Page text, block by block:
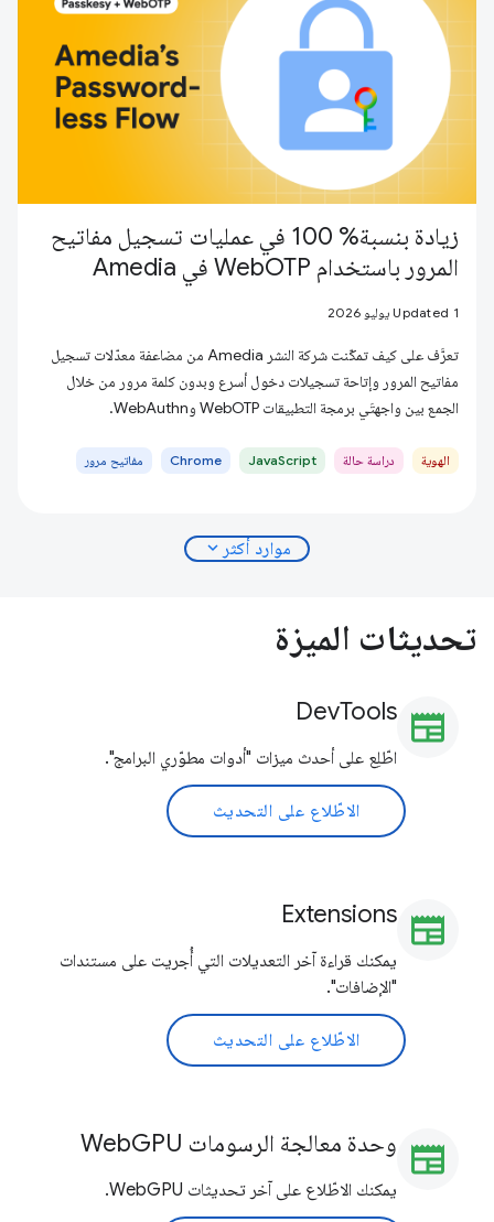
زيادة بنسبة% 100 في عمليات تسجيل مفاتيح
المرور باستخدام WebOTP في Amedia
Updated 1 يوليو 2026
تعرَّف على كيف تمكّنت شركة النشر Amedia من مضاعفة معدّلات تسجيل
مفاتيح المرور وإتاحة تسجيلات دخول أسرع وبدون كلمة مرور من خلال
الجمع بين واجهتَي برمجة التطبيقات WebOTP وWebAuthn.
الهوية دراسة حالة JavaScript
Chrome مفاتيح مرور
موارد أكثر expand_more
تحديثات الميزة
newspaper
DevTools
اطّلِع على أحدث ميزات "أدوات مطوّري البرامج".
الاطّلاع على التحديث
newspaper
Extensions
يمكنك قراءة آخر التعديلات التي أُجريت على مستندات
"الإضافات".
الاطّلاع على التحديث
newspaper وحدة معالجة الرسومات WebGPU
يمكنك الاطّلاع على آخر تحديثات WebGPU.